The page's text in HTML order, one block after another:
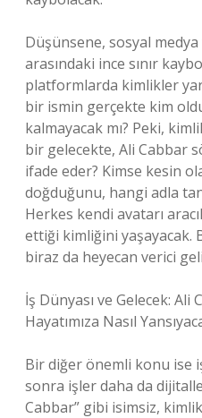
Düşünsene, sosyal
arasındaki ince sınır
platformlarda kimlikler
bir ismin gerçekte kim
kalmayacak mı? Peki,
bir gelecekte, Ali Cabbar
ifade eder? Kimse kesin
doğduğunu, hangi adla
Herkes kendi avatarı
ettiği kimliğini yaşayacak.
biraz da heyecan verici
İş Dünyası ve Gelecek: Ali
Hayatımıza Nasıl
Bir diğer önemli konu ise
sonra işler daha da
Cabbar” gibi isimsiz,